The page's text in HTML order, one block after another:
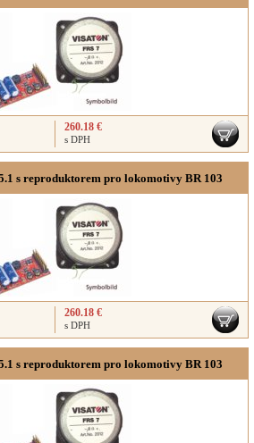
260.18 €
s DPH
s reproduktorem pro lokomotivy BR 103
260.18 €
s DPH
s reproduktorem pro lokomotivy BR 103